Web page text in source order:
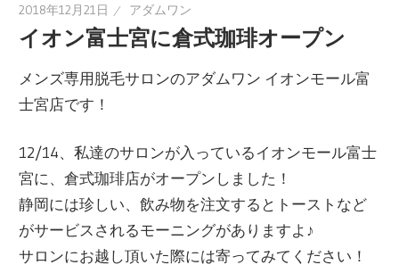
2018年12月21日 アダムワン
イオン富士宮に倉式珈琲オープン
メンズ専用脱毛サロンのアダムワン イオンモール富
士宮店です！
12/14、私達のサロンが入っているイオンモール富士
宮に、倉式珈琲店がオープンしました！
静岡には珍しい、飲み物を注文するとトーストなど
がサービスされるモーニングがありますよ♪
サロンにお越し頂いた際には寄ってみてください！